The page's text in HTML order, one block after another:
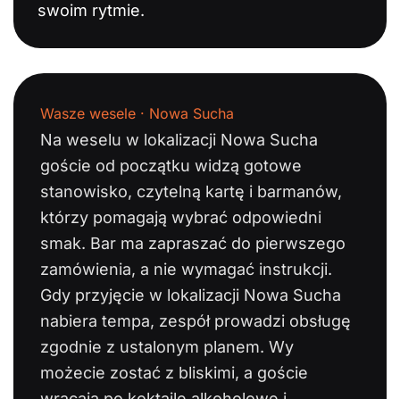
swoim rytmie.
Wasze wesele · Nowa Sucha
Na weselu w lokalizacji Nowa Sucha
goście od początku widzą gotowe
stanowisko, czytelną kartę i barmanów,
którzy pomagają wybrać odpowiedni
smak. Bar ma zapraszać do pierwszego
zamówienia, a nie wymagać instrukcji.
Gdy przyjęcie w lokalizacji Nowa Sucha
nabiera tempa, zespół prowadzi obsługę
zgodnie z ustalonym planem. Wy
możecie zostać z bliskimi, a goście